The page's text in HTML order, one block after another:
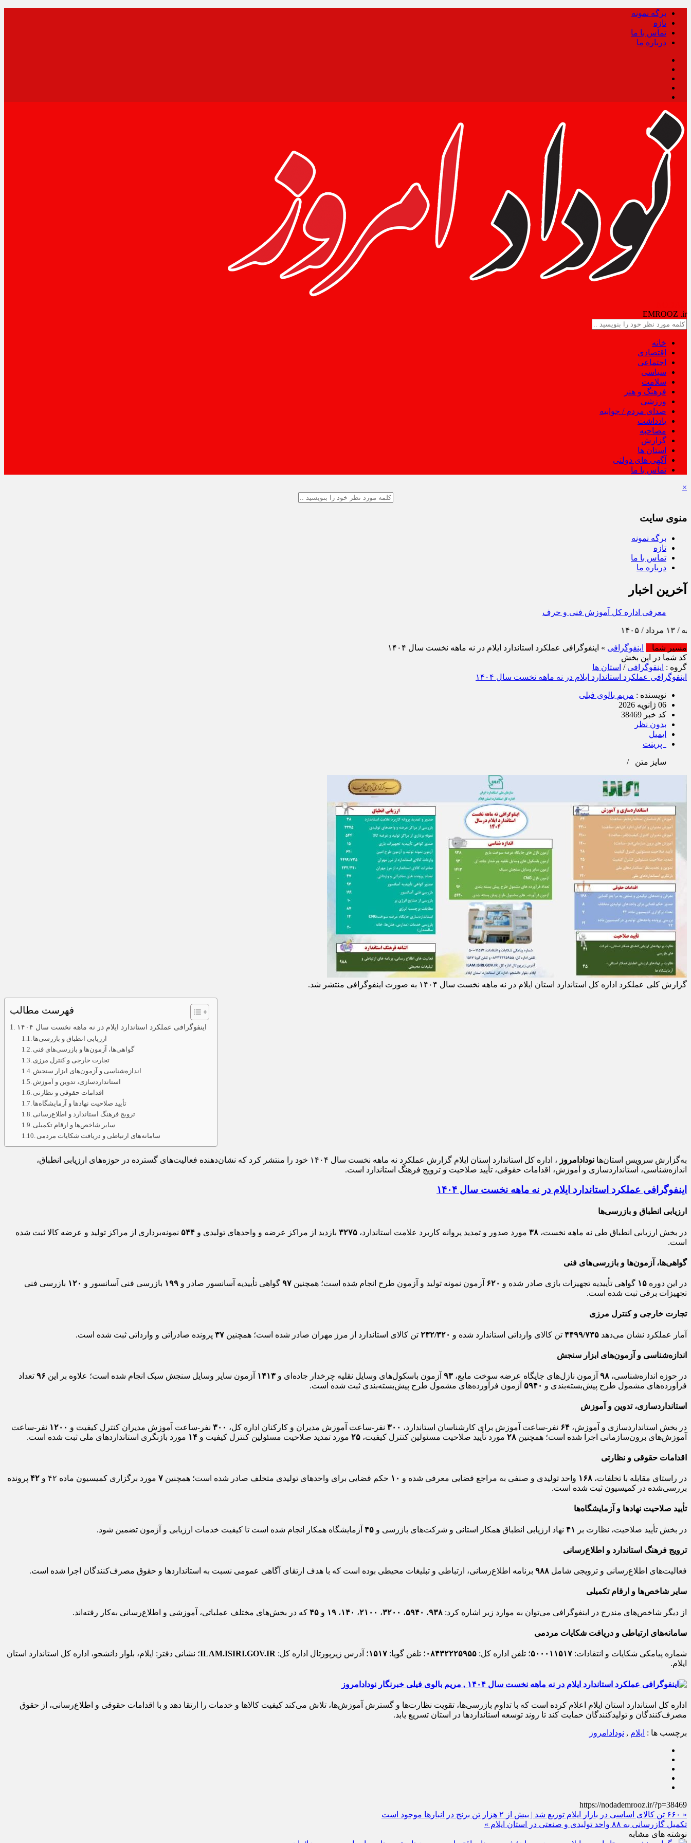
برگه نمونه
تازه
تماس با ما
درباره ما
EMROOZ .ir
خانه
اقتصادی
اجتماعی
سیاسی
سلامت
فرهنگ و هنر
ورزشی
صدای مردم / جوابیه
یادداشت
مصاحبه
گزارش
استان ها
آگهی های دولتی
تماس با ما
×
منوی سایت
برگه نمونه
تازه
تماس با ما
درباره ما
آخرین اخبار
معرفی اداره کل آموزش فنی و حرفه‌ ای استان ایلام به‌ عنوان دستگاه
مسیر شما اینفوگرافی » اینفوگرافی عملکرد استاندارد ایلام در نه ماهه نخست سال ۱۴۰۴
کد شما در این بخش
گروه : اینفوگرافی / استان ها
اینفوگرافی عملکرد استاندارد ایلام در نه ماهه نخست سال ۱۴۰۴
نویسنده : مریم بالوی فیلی
06 ژانویه 2026
کد خبر 38469
بدون نظر
ایمیل
پرینت
سایز متن /
گزارش کلی عملکرد اداره کل استاندارد استان ایلام در نه ماهه نخست سال ۱۴۰۴ به صورت اینفوگرافی منتشر شد.
فهرست مطالب
اینفوگرافی عملکرد استاندارد ایلام در نه ماهه نخست سال ۱۴۰۴
ارزیابی انطباق و بازرسی‌ها
گواهی‌ها، آزمون‌ها و بازرسی‌های فنی
تجارت خارجی و کنترل مرزی
اندازه‌شناسی و آزمون‌های ابزار سنجش
استانداردسازی، تدوین و آموزش
اقدامات حقوقی و نظارتی
تأیید صلاحیت نهادها و آزمایشگاه‌ها
ترویج فرهنگ استاندارد و اطلاع‌رسانی
سایر شاخص‌ها و ارقام تکمیلی
سامانه‌های ارتباطی و دریافت شکایات مردمی
به‌گزارش سرویس استان‌ها نودادامروز
، اداره کل استاندارد استان ایلام گزارش عملکرد نه ماهه نخست سال ۱۴۰۴ خود را منتشر کرد که نشان‌دهنده فعالیت‌های گسترده در حوزه‌های ارزیابی انطباق،
اندازه‌شناسی، استانداردسازی و آموزش، اقدامات حقوقی، تأیید صلاحیت و ترویج فرهنگ استاندارد است.
اینفوگرافی عملکرد استاندارد ایلام در نه ماهه نخست سال ۱۴۰۴
ارزیابی انطباق و بازرسی‌ها
در بخش ارزیابی انطباق طی نه ماهه نخست، ۳۸ مورد صدور و تمدید پروانه کاربرد علامت استاندارد، ۳۲۷۵ بازدید از مراکز عرضه و واحدهای تولیدی و ۵۴۴ نمونه‌برداری از مراکز تولید و عرضه کالا ثبت شده
است.
گواهی‌ها، آزمون‌ها و بازرسی‌های فنی
در این دوره ۱۵ گواهی تأییدیه تجهیزات بازی صادر شده و ۶۲۰ آزمون نمونه تولید و آزمون طرح انجام شده است؛ همچنین ۹۷ گواهی تأییدیه آسانسور صادر و ۱۹۹ بازرسی فنی آسانسور و ۱۲۰ بازرسی فنی
تجهیزات برقی ثبت شده است.
تجارت خارجی و کنترل مرزی
آمار عملکرد نشان می‌دهد ۴۴۹۹/۷۳۵ تن کالای وارداتی استاندارد شده و ٢٣٢/٣۲۰ تن کالای استاندارد از مرز مهران صادر شده است؛ همچنین ۳۷ پرونده صادراتی و وارداتی ثبت شده است.
اندازه‌شناسی و آزمون‌های ابزار سنجش
در حوزه اندازه‌شناسی، ۹۸ آزمون نازل‌های جایگاه عرضه سوخت مایع، ۹۳ آزمون باسکول‌های وسایل نقلیه چرخدار جاده‌ای و ۱۴۱۳ آزمون سایر وسایل سنجش سبک انجام شده است؛ علاوه بر این ۹۶ تعداد
فرآورده‌های مشمول طرح پیش‌بسته‌بندی و ۵۹۴۰ آزمون فرآورده‌های مشمول طرح پیش‌بسته‌بندی ثبت شده است.
استانداردسازی، تدوین و آموزش
در بخش استانداردسازی و آموزش، ۶۴ نفر-ساعت آموزش برای کارشناسان استاندارد، ۳۰۰ نفر-ساعت آموزش مدیران و کارکنان اداره کل، ۳۰۰ نفر-ساعت آموزش مدیران کنترل کیفیت و ۱۲۰۰ نفر-ساعت
آموزش‌های برون‌سازمانی اجرا شده است؛ همچنین ۲۸ مورد تأیید صلاحیت مسئولین کنترل کیفیت، ۲۵ مورد تمدید صلاحیت مسئولین کنترل کیفیت و ۱۴ مورد بازنگری استانداردهای ملی ثبت شده است.
اقدامات حقوقی و نظارتی
در راستای مقابله با تخلفات، ۱۶۸ واحد تولیدی و صنفی به مراجع قضایی معرفی شده و ۱۰ حکم قضایی برای واحدهای تولیدی متخلف صادر شده است؛ همچنین ۷ مورد برگزاری کمیسیون ماده ۴۲ و ۴۲ پرونده
بررسی‌شده در کمیسیون ثبت شده است.
تأیید صلاحیت نهادها و آزمایشگاه‌ها
در بخش تأیید صلاحیت، نظارت بر ۴۱ نهاد ارزیابی انطباق همکار استانی و شرکت‌های بازرسی و ۴۵ آزمایشگاه همکار انجام شده است تا کیفیت خدمات ارزیابی و آزمون تضمین شود.
ترویج فرهنگ استاندارد و اطلاع‌رسانی
فعالیت‌های اطلاع‌رسانی و ترویجی شامل ۹۸۸ برنامه اطلاع‌رسانی، ارتباطی و تبلیغات محیطی بوده است که با هدف ارتقای آگاهی عمومی نسبت به استانداردها و حقوق مصرف‌کنندگان اجرا شده است.
سایر شاخص‌ها و ارقام تکمیلی
از دیگر شاخص‌های مندرج در اینفوگرافی می‌توان به موارد زیر اشاره کرد: ۹۳۸، ۵۹۴۰، ۳۲۰۰، ۲۱۰۰، ۱۴۰، ۱۹ و ۴۵ که در بخش‌های مختلف عملیاتی، آموزشی و اطلاع‌رسانی به‌کار رفته‌اند.
سامانه‌های ارتباطی و دریافت شکایات مردمی
شماره پیامکی شکایات و انتقادات: ۵۰۰۰۱۱۵۱۷؛ تلفن اداره کل: ۰۸۴۳۲۲۲۵۹۵۵ ؛ تلفن گویا: ۱۵۱۷؛ آدرس زیرپورتال اداره کل: ILAM.ISIRI.GOV.IR؛ نشانی دفتر: ایلام، بلوار دانشجو، اداره کل استاندارد استان
ایلام.
اداره کل استاندارد استان ایلام اعلام کرده است که با تداوم بازرسی‌ها، تقویت نظارت‌ها و گسترش آموزش‌ها، تلاش می‌کند کیفیت کالاها و خدمات را ارتقا دهد و با اقدامات حقوقی و اطلاع‌رسانی، از حقوق
مصرف‌کنندگان و تولیدکنندگان حمایت کند تا روند توسعه استانداردها در استان تسریع یابد.
برچسب ها : ایلام , نودادامروز
https://nodademrooz.ir/?p=38469
« ۶۶۰ تن کالای اساسی در بازار ایلام توزیع شد | بیش از ۲ هزار تن برنج در انبارها موجود است
تکمیل گازرسانی به ۸۸ واحد تولیدی و صنعتی در استان ایلام »
نوشته های مشابه